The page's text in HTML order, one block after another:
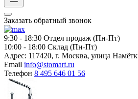
Заказать обратный звонок
9:30 - 18:30 Отдел продаж (Пн-Пт)
10:00 - 18:00 Склад (Пн-Пт)
Адрес: 117420, г. Москва, улица
Email info@stomart.ru
Телефон 8 495 646 01 56